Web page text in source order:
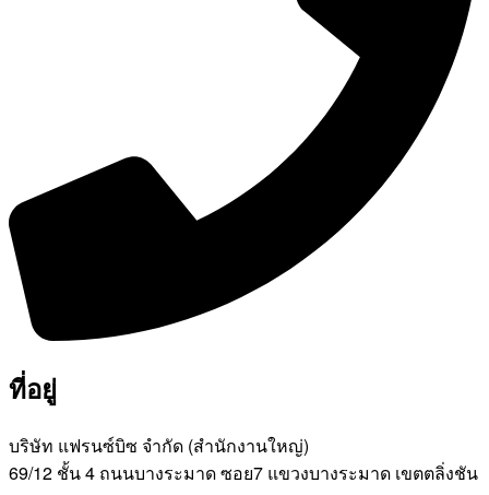
ที่อยู่
บริษัท แฟรนซ์บิซ จํากัด (สํานักงานใหญ่)
69/12 ชั้น 4 ถนนบางระมาด ซอย7 แขวงบางระมาด เขตตลิ่งชัน